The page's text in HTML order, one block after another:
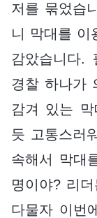
저를 묶었습
니 막대를 이
감았습니다.
경찰 하나가
감겨 있는
듯 고통스러
속해서 막대
명이야? 리
다물자 이번